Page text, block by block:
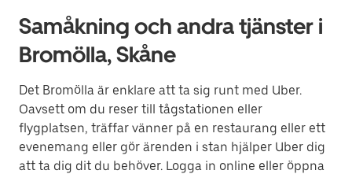
Samåkning och andra tjänster i
Bromölla, Skåne
Det Bromölla är enklare att ta sig runt med Uber.
Oavsett om du reser till tågstationen eller
flygplatsen, träffar vänner på en restaurang eller ett
evenemang eller gör ärenden i stan hjälper Uber dig
att ta dig dit du behöver. Logga in online eller öppna